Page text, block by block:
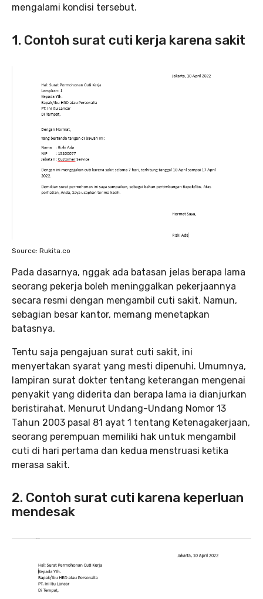
mengalami kondisi tersebut.
1. Contoh surat cuti kerja karena sakit
Source: Rukita.co
Pada dasarnya, nggak ada batasan jelas berapa lama
seorang pekerja boleh meninggalkan pekerjaannya
secara resmi dengan mengambil cuti sakit. Namun,
sebagian besar kantor, memang menetapkan
batasnya.
Tentu saja pengajuan surat cuti sakit, ini
menyertakan syarat yang mesti dipenuhi. Umumnya,
lampiran surat dokter tentang keterangan mengenai
penyakit yang diderita dan berapa lama ia dianjurkan
beristirahat. Menurut Undang-Undang Nomor 13
Tahun 2003 pasal 81 ayat 1 tentang Ketenagakerjaan,
seorang perempuan memiliki hak untuk mengambil
cuti di hari pertama dan kedua menstruasi ketika
merasa sakit.
2. Contoh surat cuti karena keperluan
mendesak